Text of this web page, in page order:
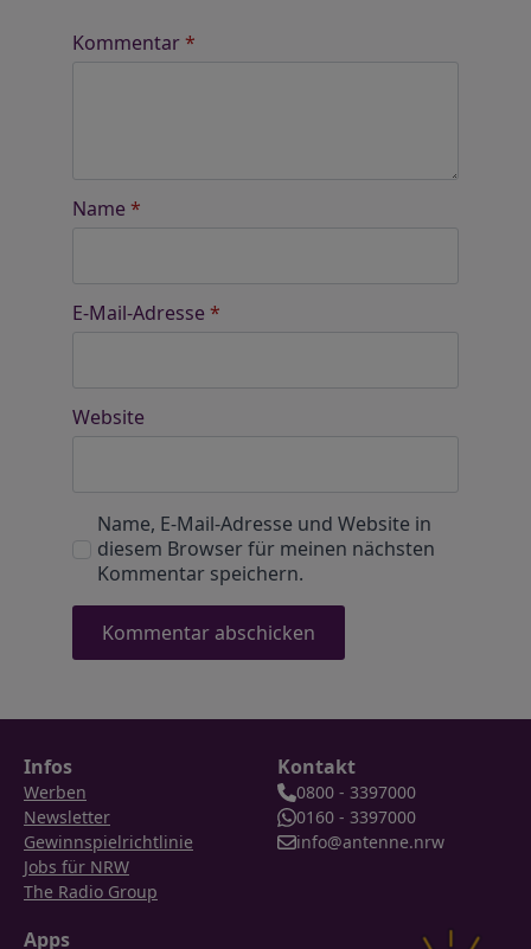
Kommentar*
Name *
E-Mail-Adresse *
Website
Name, E-Mail-Adresse und Website in
diesem Browser für meinen nächsten
Kommentar speichern.
Infos
Werben
Newsletter
Gewinnspielrichtlinie
Jobs für NRW
The Radio Group
Kontakt
0800 - 3397000
0160 - 3397000
info@antenne.nrw
Apps